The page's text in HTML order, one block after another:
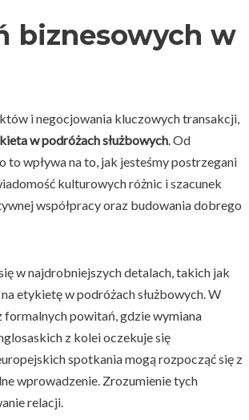
biznesowych w
i negocjowania kluczowych transakcji,
w podróżach służbowych. Od
wpływa na to, jak jesteśmy postrzegani
kulturowych różnic i szacunek
współpracy oraz budowania dobrego
w najdrobniejszych detalach, takich jak
etykietę w podróżach służbowych. W
powitań, gdzie wymiana
z kolei oczekuje się
spotkania mogą rozpocząć się z
wprowadzenie. Zrozumienie tych
relacji.